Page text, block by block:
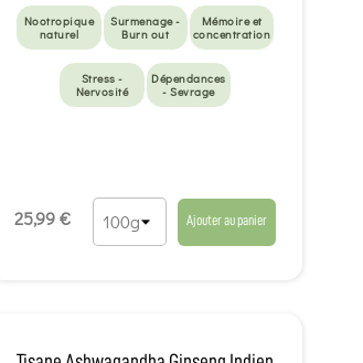
Nootropique
naturel
Surmenage -
Burn out
Mémoire et
concentration
Stress -
Nervosité
Dépendances
- Sevrage
25,99 € Ajouter au panier